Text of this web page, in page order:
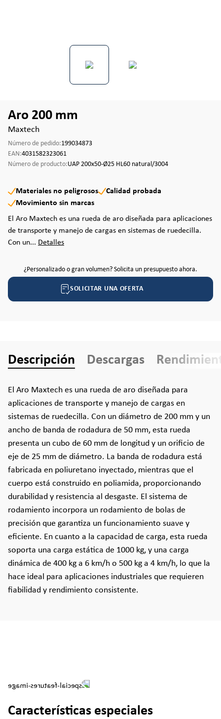
Aro 200 mm
Maxtech
Número de pedido:199034873
EAN:4031582323061
Número de producto:UAP 200x50-Ø25 HL60 natural/3004
Materiales no peligrosos
Calidad probada
Movimiento sin marcas
El Aro Maxtech es una rueda de aro diseñada para aplicaciones
de transporte y manejo de cargas en sistemas de ruedecilla.
Con un... Detalles
¿Personalizado o gran volumen? Solicita un presupuesto ahora.
SOLICITAR UNA OFERTA
Descripción Descargas
El Aro Maxtech es una rueda de aro diseñada para
aplicaciones de transporte y manejo de cargas en
sistemas de ruedecilla. Con un diámetro de 200 mm y un
ancho de banda de rodadura de 50 mm, esta rueda
presenta un cubo de 60 mm de longitud y un orificio de
eje de 25 mm de diámetro. La banda de rodadura está
fabricada en poliuretano inyectado, mientras que el
cuerpo está construido en poliamida, proporcionando
durabilidad y resistencia al desgaste. El sistema de
rodamiento incorpora un rodamiento de bolas de
precisión que garantiza un funcionamiento suave y
eficiente. En cuanto a la capacidad de carga, esta rueda
soporta una carga estática de 1000 kg, y una carga
dinámica de 400 kg a 6 km/h o 500 kg a 4 km/h, lo que la
hace ideal para aplicaciones industriales que requieren
fiabilidad y rendimiento consistente.
Características especiales